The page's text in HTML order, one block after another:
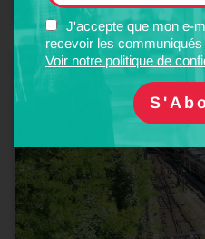
J'accepte que mon e-
recevoir les
Voir notre politique de